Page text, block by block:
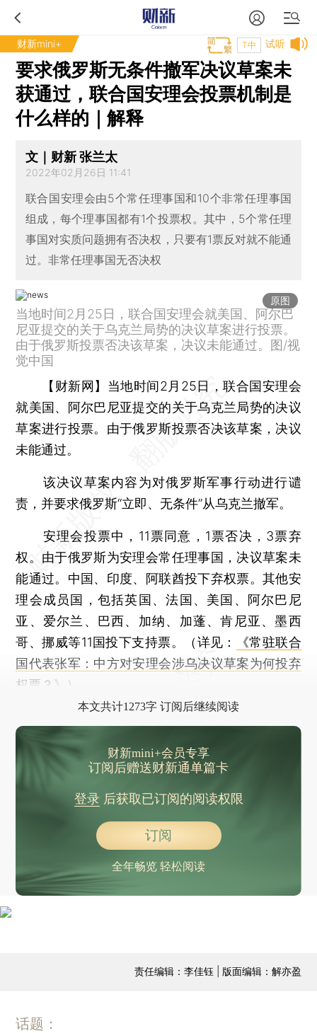
财新mini+ 试听
T中
要求俄罗斯无条件撤军决议草案未
获通过，联合国安理会投票机制是
什么样的｜解释
文｜财新 张兰太
2022年02月26日 11:41
联合国安理会由5个常任理事国和10个非常任理事国
组成，每个理事国都有1个投票权。其中，5个常任理
事国对实质问题拥有否决权，只要有1票反对就不能通
过。非常任理事国无否决权
原图
当地时间2月25日，联合国安理会就美国、阿尔巴
尼亚提交的关于乌克兰局势的决议草案进行投票。
由于俄罗斯投票否决该草案，决议未能通过。图/视
觉中国
【财新网】 当地时间2月25日，联合国安理会
就美国、阿尔巴尼亚提交的关于乌克兰局势的决议
草案进行投票。由于俄罗斯投票否决该草案，决议
未能通过。
该决议草案内容为对俄罗斯军事行动进行谴
责，并要求俄罗斯“立即、无条件”从乌克兰撤军。
安理会投票中，11票同意，1票否决，3票弃
权。由于俄罗斯为安理会常任理事国，决议草案未
能通过。中国、印度、阿联酋投下弃权票。其他安
理会成员国，包括英国、法国、美国、阿尔巴尼
亚、爱尔兰、巴西、加纳、加蓬、肯尼亚、墨西
哥、挪威等11国投下支持票。（详见：
《常驻联合
国代表张军：中方对安理会涉乌决议草案为何投弃
权票？》
）
本文共计1273字 订阅后继续阅读
财新mini+会员专享
订阅后赠送财新通单篇卡
登录后获取已订阅的阅读权限
订阅
全年畅览 轻松阅读
责任编辑：李佳钰 | 版面编辑：解亦盈
话题：